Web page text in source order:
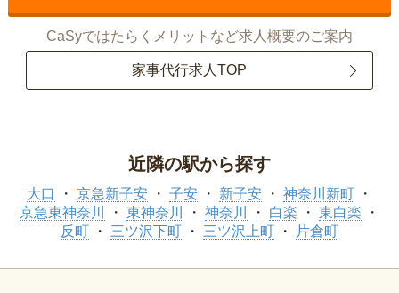
CaSyではたらくメリットなど求人概要のご案内
家事代行求人TOP
近隣の駅から探す
大口 京急新子安 子安 新子安
神奈川新町
京急東神奈川
東神奈川 神奈川 白楽
東白楽
反町
三ツ沢下町 三ツ沢上町 片倉町